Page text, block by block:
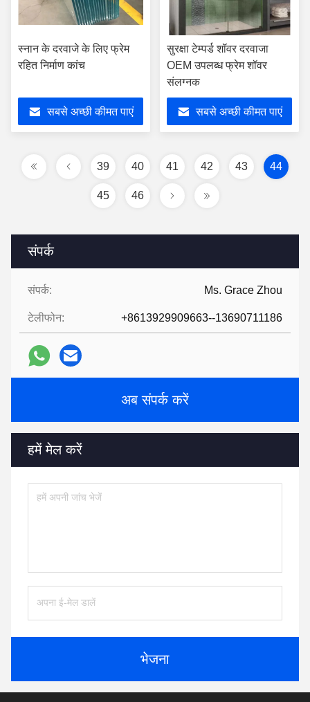
संपर्क
संपर्क: Ms. Grace Zhou
टेलीफोन: +8613929909663--13690711186
अब संपर्क करें
हमें मेल करें
भेजना
स्नान के दरवाजे के लिए फ्रेम
रहित निर्माण कांच
सबसे अच्छी कीमत पाएं
सुरक्षा टेम्पर्ड शॉवर दरवाजा
OEM उपलब्ध फ्रेम शॉवर
संलग्नक
सबसे अच्छी कीमत पाएं
39 40 41 42 43 44
45 46